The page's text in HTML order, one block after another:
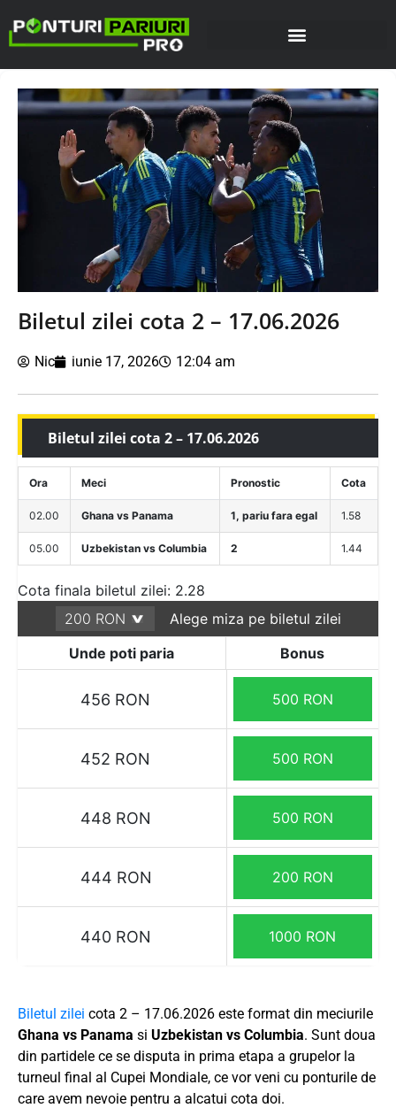
Biletul zilei cota 2 – 17.06.2026
Nic iunie 17, 2026 12:04 am
Biletul zilei cota 2 – 17.06.2026
Ora Meci Pronostic Cota
02.00 Ghana vs Panama 1, pariu fara egal 1.58
05.00 Uzbekistan vs Columbia 2 1.44
Cota finala biletul zilei: 2.28
Alege miza pe biletul zilei
Unde poti paria
Bonus
456 RON 500 RON
452 RON 500 RON
448 RON 500 RON
444 RON 200 RON
440 RON 1000 RON
Biletul zilei cota 2 – 17.06.2026 este format din meciurile
Ghana vs Panama si Uzbekistan vs Columbia. Sunt doua
din partidele ce se disputa in prima etapa a grupelor la
turneul final al Cupei Mondiale, ce vor veni cu ponturile de
care avem nevoie pentru a alcatui cota doi.